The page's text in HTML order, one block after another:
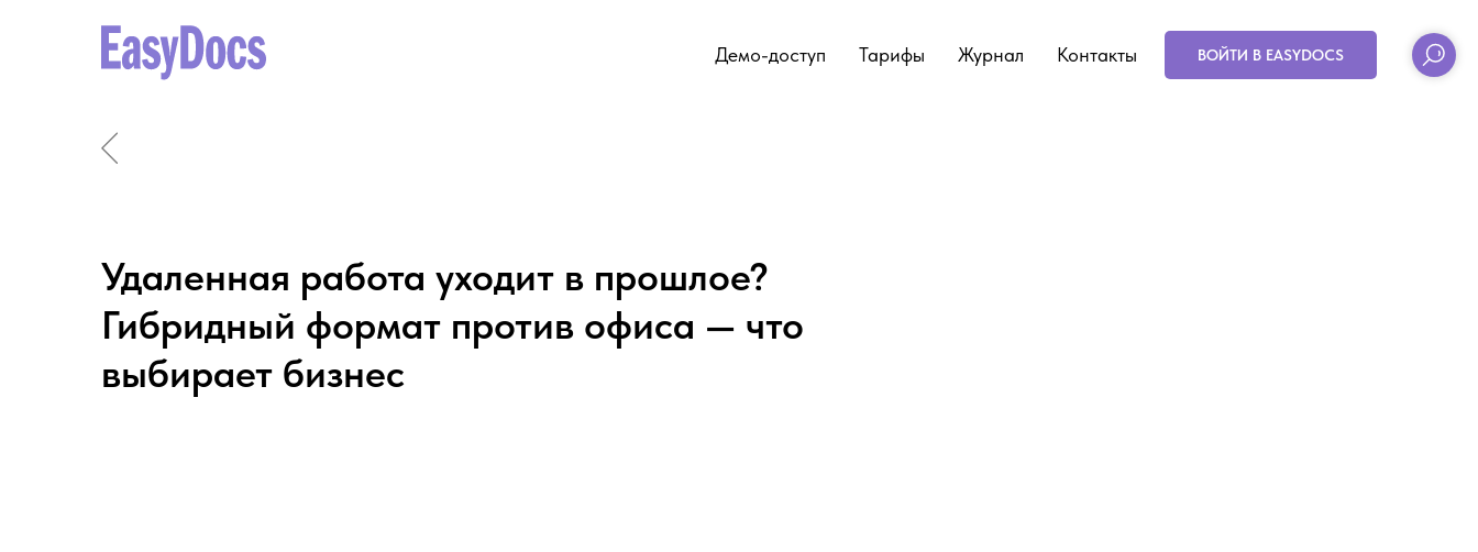
Демо-доступ Тарифы Журнал Контакты ВОЙТИ В EASYDOCS
Удаленная работа уходит в прошлое?
Гибридный формат против офиса — что
выбирает бизнес